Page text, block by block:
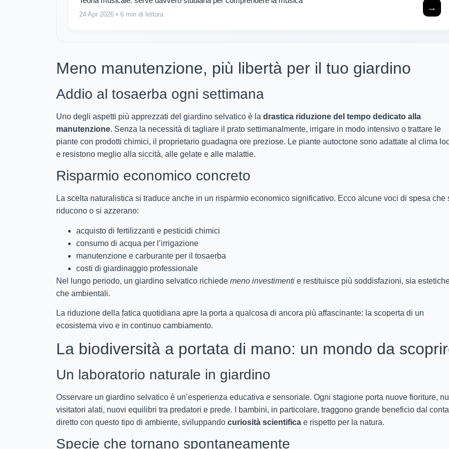
24 Apr 2026 • 6 min di lettura
→
Meno manutenzione, più libertà per il tuo giardino
Addio al tosaerba ogni settimana
Uno degli aspetti più apprezzati del giardino selvatico è la drastica riduzione del tempo dedicato alla
manutenzione. Senza la necessità di tagliare il prato settimanalmente, irrigare in modo intensivo o trattare le
piante con prodotti chimici, il proprietario guadagna ore preziose. Le piante autoctone sono adattate al clima
e resistono meglio alla siccità, alle gelate e alle malattie.
Risparmio economico concreto
La scelta naturalistica si traduce anche in un risparmio economico significativo. Ecco alcune voci di spesa che
riducono o si azzerano:
acquisto di fertilizzanti e pesticidi chimici
consumo di acqua per l’irrigazione
manutenzione e carburante per il tosaerba
costi di giardinaggio professionale
Nel lungo periodo, un giardino selvatico richiede meno investimenti e restituisce più soddisfazioni, sia
che ambientali.
La riduzione della fatica quotidiana apre la porta a qualcosa di ancora più affascinante: la scoperta di un
ecosistema vivo e in continuo cambiamento.
La biodiversità a portata di mano: un mondo da
Un laboratorio naturale in giardino
Osservare un giardino selvatico è un’esperienza educativa e sensoriale. Ogni stagione porta nuove fioriture,
visitatori alati, nuovi equilibri tra predatori e prede. I bambini, in particolare, traggono grande beneficio dal
diretto con questo tipo di ambiente, sviluppando curiosità scientifica e rispetto per la natura.
Specie che tornano spontaneamente